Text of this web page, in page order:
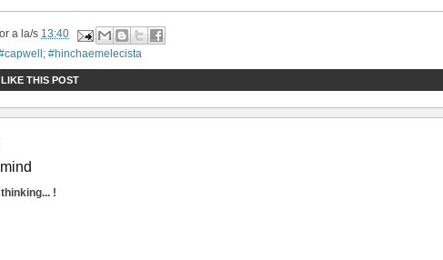
a la/s 13:40
#hinchaemelecista
THIS POST
!